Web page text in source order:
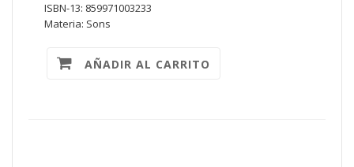
ISBN-13: 859971003233
Materia: Sons
AÑADIR AL CARRITO